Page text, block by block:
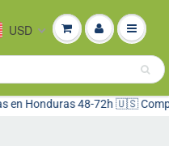
USD
48-72h 🇺🇸 Compra